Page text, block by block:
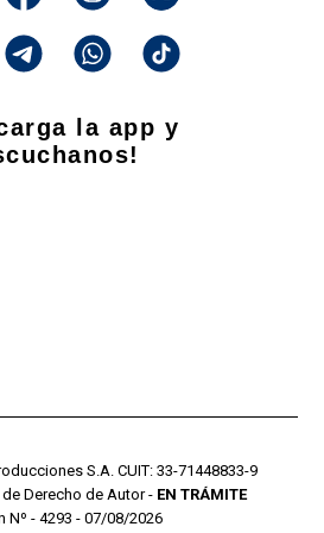
la app y
S.A. CUIT: 33-71448833-9
Derecho de Autor - EN TRÁMITE
Nº - 4293 - 07/08/2026